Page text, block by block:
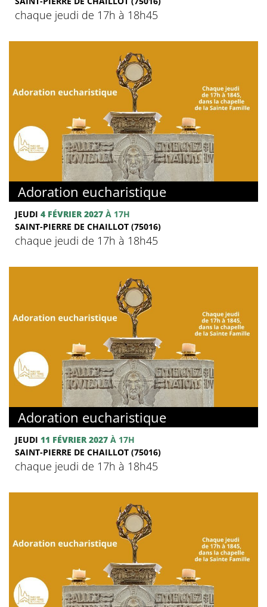
chaque jeudi de 17h à 18h45
Adoration eucharistique
JEUDI 4 FÉVRIER 2027 À 17H
SAINT-PIERRE DE CHAILLOT (75016)
chaque jeudi de 17h à 18h45
Adoration eucharistique
JEUDI 11 FÉVRIER 2027 À 17H
SAINT-PIERRE DE CHAILLOT (75016)
chaque jeudi de 17h à 18h45